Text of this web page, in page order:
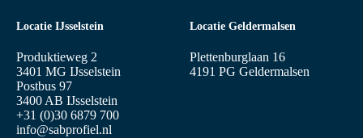
Locatie IJsselstein
Produktieweg 2
3401 MG IJsselstein
Postbus 97
3400 AB IJsselstein
+31 (0)30 6879 700
info@sabprofiel.nl
Locatie Geldermalsen
Plettenburglaan 16
4191 PG Geldermalsen